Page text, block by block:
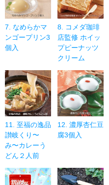
7. なめらかマ
ンゴープリン3
個入
8. コメダ珈琲
店監修 ホイッ
プピーナッツ
クリーム
11. 至福の逸品
讃岐くり〜
み〜カレーう
どん２人前
12. 濃厚杏仁豆
腐3個入